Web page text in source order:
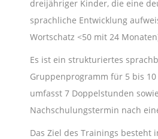
dreijähriger Kinder, die eine
sprachliche Entwicklung
Wortschatz <50 mit 24
Es ist ein strukturiertes
Gruppenprogramm für 5 bis
umfasst 7 Doppelstunden
Nachschulungstermin nach
Das Ziel des Trainings besteht